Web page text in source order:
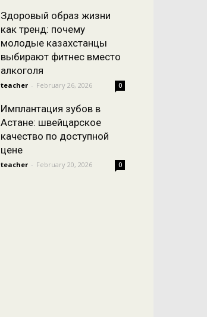
Здоровый образ жизни
как тренд: почему
молодые казахстанцы
выбирают фитнес вместо
алкоголя
teacher - February 26, 2026 0
Имплантация зубов в
Астане: швейцарское
качество по доступной
цене
teacher - February 20, 2026 0